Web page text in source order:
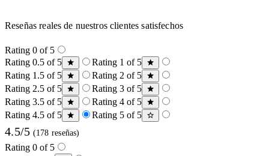
Reseñas reales de nuestros clientes satisfechos
Rating 0 of 5
Rating 0.5 of 5
Rating 1 of 5
Rating 1.5 of 5
Rating 2 of 5
Rating 2.5 of 5
Rating 3 of 5
Rating 3.5 of 5
Rating 4 of 5
Rating 4.5 of 5
Rating 5 of 5
4.5/5 (178 reseñas)
Rating 0 of 5